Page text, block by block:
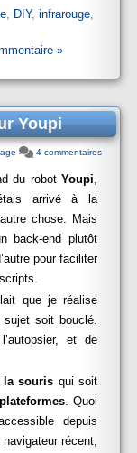
, DIY, infrarouge,
»
Youpi
4 commentaires
du robot Youpi,
arrivé à la
chose. Mais
back-end plutôt
pour faciliter
que je réalise
sujet soit bouclé.
et de
la souris qui soit
. Quoi
depuis
récent,